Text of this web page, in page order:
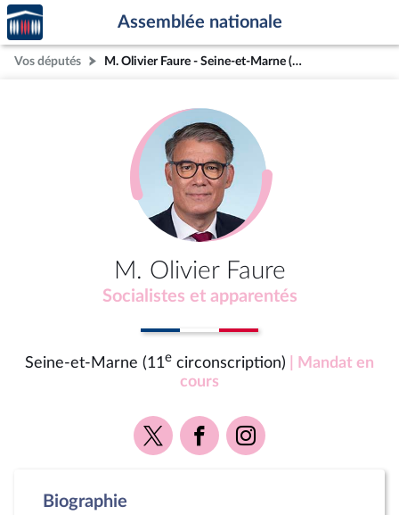
Aller au contenu
Aller en bas de la page
Accèder
à la
page
d'accueil
Assemblée nationale
Vos députés M. Olivier Faure - Seine-et-Marne (11e circonscription)
M. Olivier Faure
Socialistes et apparentés
Seine-et-Marne (11e circonscription)
| Mandat en
cours
Voir
la
Voir
la
Voir
la
Biographie